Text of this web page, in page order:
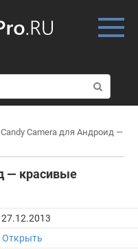
Candy Camera для Андроид —
— красивые
27.12.2013
Открыть